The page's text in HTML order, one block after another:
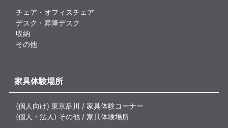
チェア・オフィスチェア
デスク・昇降デスク
収納
その他
家具体験場所
(個人向け) 東京品川 / 家具体験コーナー
(個人・法人) その他 / 家具体験場所